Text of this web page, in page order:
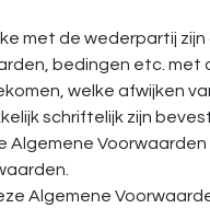
met de wederpartij
bedingen etc. met
welke afwijken
schriftelijk zijn
Algemene
Algemene